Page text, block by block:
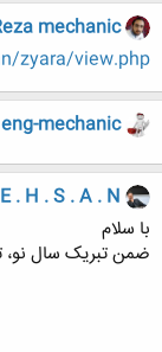
mechanic
zyara/view.php
eng-mechanic
E . H . S . A . N
با سلام
ضمن تبریک سال نو،